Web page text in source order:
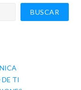
BUSCAR
DE TI